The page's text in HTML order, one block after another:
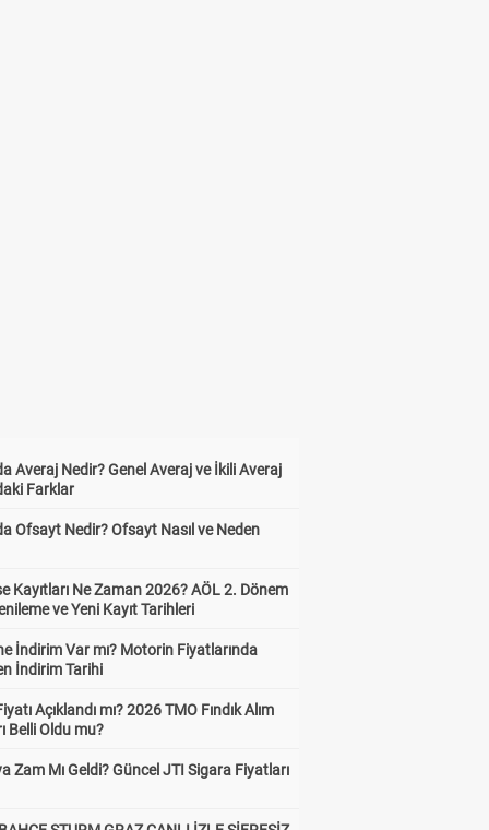
Averaj Nedir? Genel Averaj ve İkili Averaj
Farklar
Ofsayt Nedir? Ofsayt Nasıl ve Neden
Kayıtları Ne Zaman 2026? AÖL 2. Dönem
ve Yeni Kayıt Tarihleri
İndirim Var mı? Motorin Fiyatlarında
İndirim Tarihi
Açıklandı mı? 2026 TMO Fındık Alım
Belli Oldu mu?
Zam Mı Geldi? Güncel JTI Sigara Fiyatları